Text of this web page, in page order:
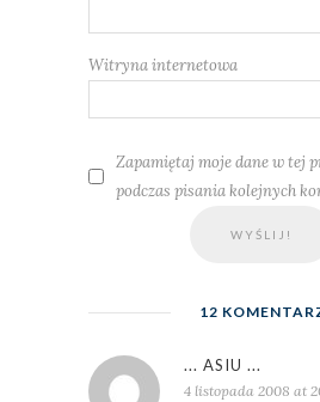
Witryna internetowa
Zapamiętaj moje dane w tej
podczas pisania kolejnych
12
... ASIU ...
4 listopada 2008 at